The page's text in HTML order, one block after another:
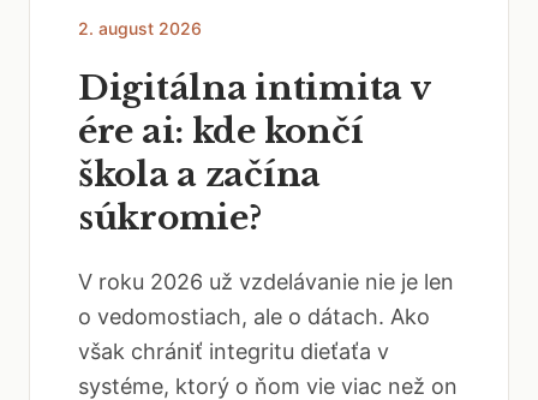
2. august 2026
Digitálna intimita v
ére ai: kde končí
škola a začína
súkromie?
V roku 2026 už vzdelávanie nie je len
o vedomostiach, ale o dátach. Ako
však chrániť integritu dieťaťa v
systéme, ktorý o ňom vie viac než on